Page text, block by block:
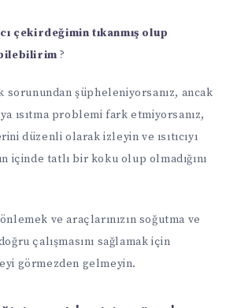
çekirdeğimin tıkanmış olup
bilebilirim ?
sorunundan şüpheleniyorsanız, ancak
ısıtma problemi fark etmiyorsanız,
düzenli olarak izleyin ve ısıtıcıyı
içinde tatlı bir koku olup olmadığını
ve araçlarınızın soğutma ve
çalışmasını sağlamak için
görmezden gelmeyin.